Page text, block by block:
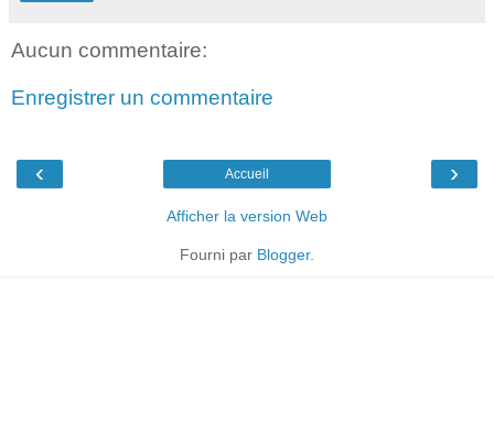
Aucun commentaire:
Enregistrer un commentaire
‹ ›
Accueil
Afficher la version Web
Fourni par Blogger.